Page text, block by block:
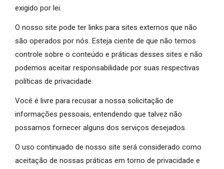
exigido por lei.
O nosso site pode ter links para sites externos que não
são operados por nós. Esteja ciente de que não temos
controle sobre o conteúdo e práticas desses sites e não
podemos aceitar responsabilidade por suas respectivas
políticas de privacidade.
Você é livre para recusar a nossa solicitação de
informações pessoais, entendendo que talvez não
possamos fornecer alguns dos serviços desejados.
O uso continuado de nosso site será considerado como
aceitação de nossas práticas em torno de privacidade e